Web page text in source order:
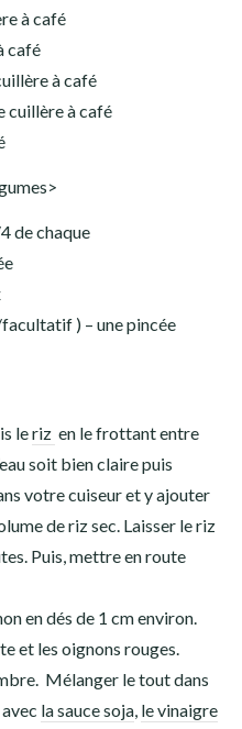
à café
café
à café
cuillère à café
de chaque
) – une pincée
leriz en le frottant entre
soit bien claire puis
votre cuiseur et y ajouter
de riz sec. Laisser le riz
Puis, mettre en route
en dés de 1 cm environ.
et les oignons rouges.
Mélanger le tout dans
la sauce soja, levinaigre